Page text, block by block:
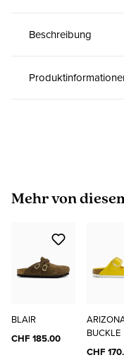
Beschreibung
Produktgalerie
Mehr von
BLAIR
CHF 185.00
BUCKLE
CHF